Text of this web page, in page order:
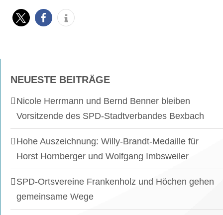
NEUESTE BEITRÄGE
Nicole Herrmann und Bernd Benner bleiben
Vorsitzende des SPD-Stadtverbandes Bexbach
Hohe Auszeichnung: Willy-Brandt-Medaille für
Horst Hornberger und Wolfgang Imbsweiler
SPD-Ortsvereine Frankenholz und Höchen gehen
gemeinsame Wege